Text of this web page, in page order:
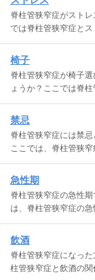
脊柱管狭窄症がスト
では脊柱管狭窄症とス
椅子
脊柱管狭窄症が椅子
ょうか？ここでは脊
禁忌
脊柱管狭窄症には禁
ここでは、脊柱管狭窄
急性期
脊柱管狭窄症の急性
は、脊柱管狭窄症の急
飲酒
脊柱管狭窄症になっ
柱管狭窄症と飲酒の関